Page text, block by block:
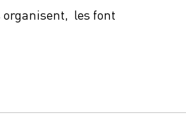
organisent, les font